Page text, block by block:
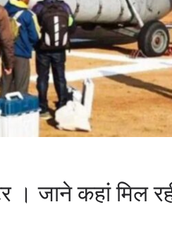
। जाने कहां मिल